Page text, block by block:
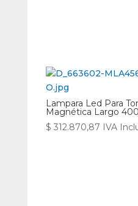
Lampara Led Para
Magnética Largo
$ 312.870,87 IVA